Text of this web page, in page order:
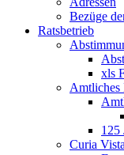
Bezüge
Ratsbetrieb
xls
Amtliches
125
Curia